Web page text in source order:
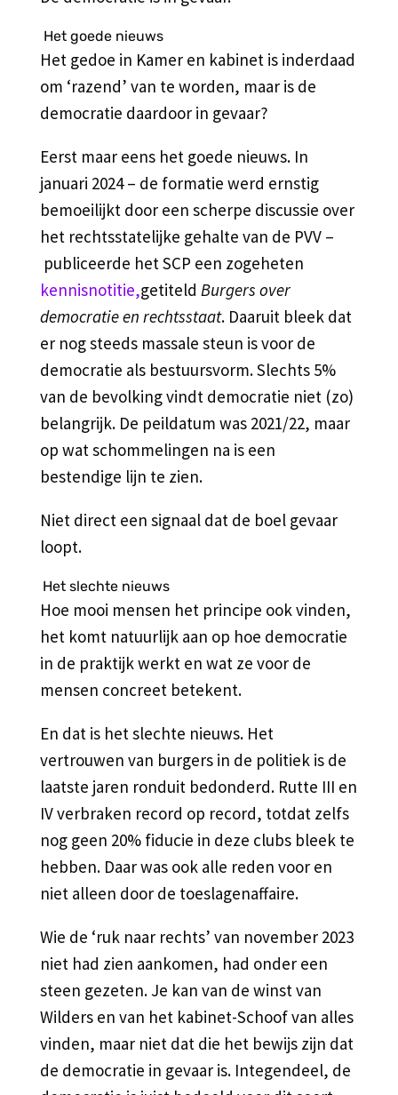
Het goede nieuws
Het gedoe in Kamer en kabinet is inderdaad
om ‘razend’ van te worden, maar is de
democratie daardoor in gevaar?
Eerst maar eens het goede nieuws. In
januari 2024 – de formatie werd ernstig
bemoeilijkt door een scherpe discussie over
het rechtsstatelijke gehalte van de PVV –
publiceerde het SCP een zogeheten
kennisnotitie,getiteld Burgers over
democratieen rechtsstaat. Daaruit bleek dat
er nog steeds massale steun is voor de
democratie als bestuursvorm. Slechts 5%
van de bevolking vindt democratie niet (zo)
belangrijk. De peildatum was 2021/22, maar
op wat schommelingen na is een
bestendige lijn te zien.
Niet direct een signaal dat de boel gevaar
loopt.
Het slechte nieuws
Hoe mooi mensen het principe ook vinden,
het komt natuurlijk aan op hoe democratie
in de praktijk werkt en wat ze voor de
mensen concreet betekent.
En dat is het slechte nieuws. Het
vertrouwen van burgers in de politiek is de
laatste jaren ronduit bedonderd. Rutte III en
IV verbraken record op record, totdat zelfs
nog geen 20% fiducie in deze clubs bleek te
hebben. Daar was ook alle reden voor en
niet alleen door de toeslagenaffaire.
Wie de ‘ruk naar rechts’ van november 2023
niet had zien aankomen, had onder een
steen gezeten. Je kan van de winst van
Wilders en van het kabinet-Schoof van alles
vinden, maar niet dat die het bewijs zijn dat
de democratie in gevaar is. Integendeel, de